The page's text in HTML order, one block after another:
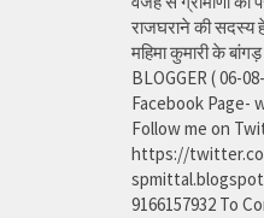
राजघराने की सदस्य
महिमा कुमारी के
BLOGGER ( 06-
Facebook Page-
Follow me on
https://
9166157932 To